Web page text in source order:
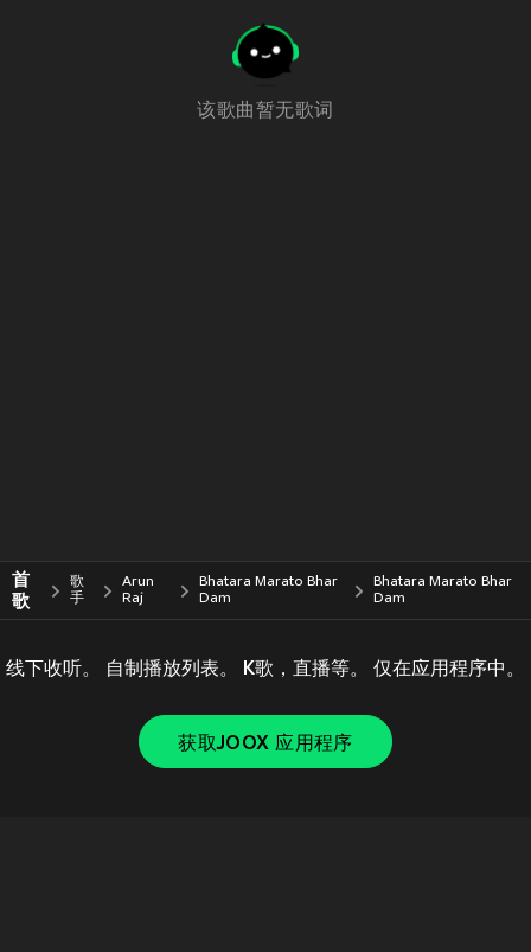
该歌曲暂无歌词
首
歌
歌
手
Arun
Raj
Bhatara Marato Bhar
Dam
Bhatara Marato Bhar
Dam
线下收听。 自制播放列表。 K歌，直播等。 仅在应用程序中。
获取JOOX 应用程序